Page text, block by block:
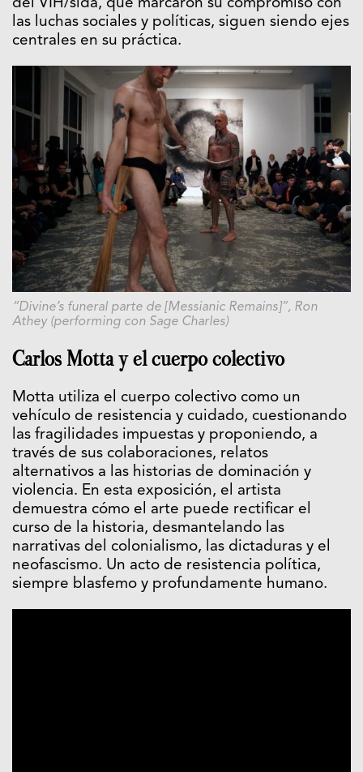
del VIH/sida, que marcaron su compromiso con
las luchas sociales y políticas, siguen siendo ejes
centrales en su práctica.
“Divine’s funeral parte de [Messianic Remains]”, Ron
Athey (performing con Sage Charles)
Carlos Motta y el cuerpo colectivo
Motta utiliza el cuerpo colectivo como un
vehículo de resistencia y cuidado, cuestionando
las fragilidades impuestas y proponiendo, a
través de sus colaboraciones, relatos
alternativos a las historias de dominación y
violencia. En esta exposición, el artista
demuestra cómo el arte puede rectificar el
curso de la historia, desmantelando las
narrativas del colonialismo, las dictaduras y el
neofascismo. Un acto de resistencia política,
siempre blasfemo y profundamente humano.